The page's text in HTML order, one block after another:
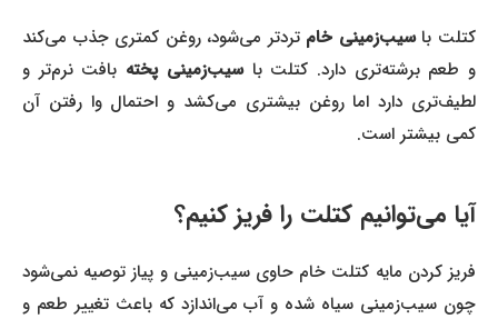
کتلت باسیب‌زمینی خام تردتر می‌شود، روغن کمتری جذب می‌کند
و طعم برشته‌تری دارد. کتلت باسیب‌زمینی پخته بافت نرم‌تر و
لطیف‌تری دارد اما روغن بیشتری می‌کشد و احتمال وا رفتن آن
کمی بیشتر است.
آیا می‌توانیم کتلت را فریز کنیم؟
فریز کردن مایه کتلت خام حاوی سیب‌زمینی و پیاز توصیه نمی‌شود
چون سیب‌زمینی سیاه شده و آب می‌اندازد که باعث تغییر طعم و